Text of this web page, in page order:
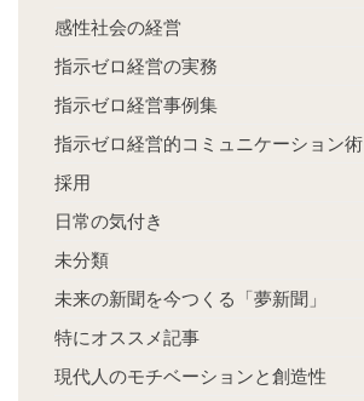
感性社会の経営
指示ゼロ経営の実務
指示ゼロ経営事例集
指示ゼロ経営的コミュニケーション術
採用
日常の気付き
未分類
未来の新聞を今つくる「夢新聞」
特にオススメ記事
現代人のモチベーションと創造性